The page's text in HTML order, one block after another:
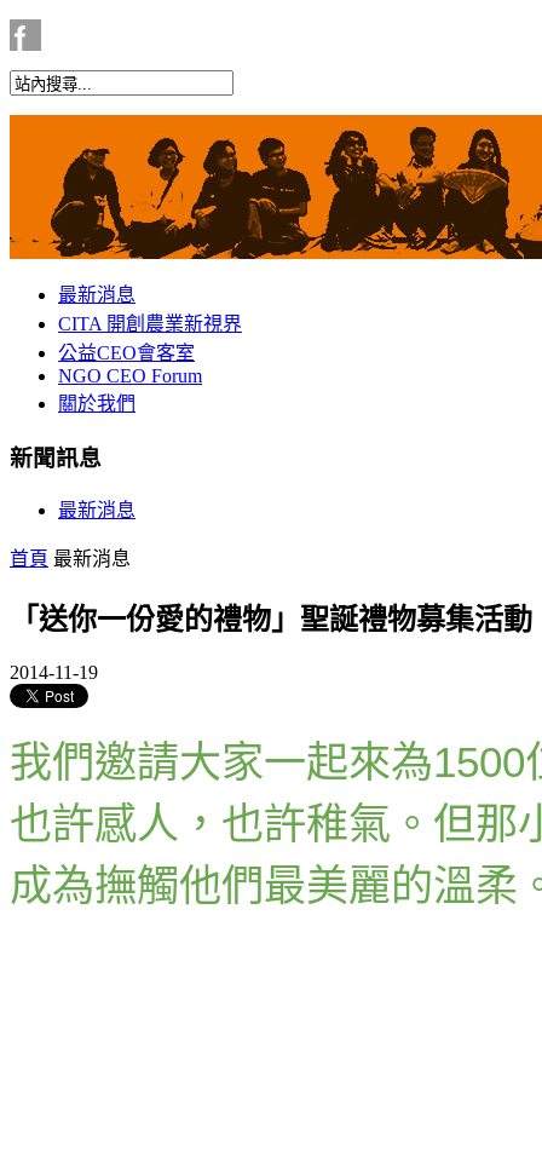
最新消息
CITA 開創農業新視界
公益CEO會客室
NGO CEO Forum
關於我們
新聞訊息
最新消息
首頁 最新消息
「送你一份愛的禮物」聖誕禮物募集活動
2014-11-19
我們邀請大家一起來為
也許感人，也許稚氣。但那
成為撫觸他們最美麗的溫柔